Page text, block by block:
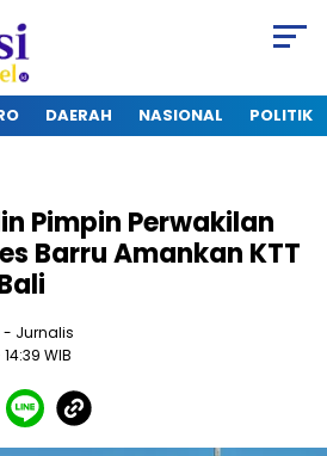
DAERAH NASIONAL POLITIK
Pimpin Perwakilan
Barru Amankan KTT
- Jurnalis
WIB